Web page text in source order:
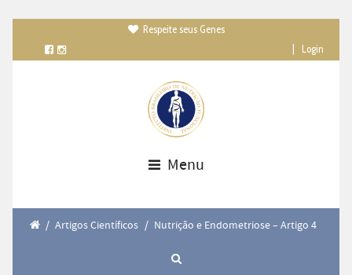
Respeite seus Genes
Login
Menu
/ Artigos Científicos / Nutrição e Endometriose – Artigo 4